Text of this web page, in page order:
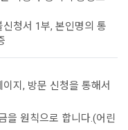
청서 1부, 본인명의 통
지, 방문 신청을 통해서
을 원칙으로 합니다.(어린